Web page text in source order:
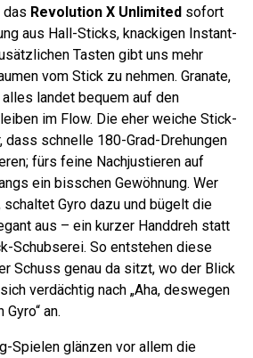
das Revolution X Unlimited sofort
aus Hall-Sticks, knackigen Instant-
Tasten gibt uns mehr
vom Stick zu nehmen. Granate,
landet bequem auf den
im Flow. Die eher weiche Stick-
dass schnelle 180-Grad-Drehungen
fürs feine Nachjustieren auf
ein bisschen Gewöhnung. Wer
Gyro dazu und bügelt die
aus – ein kurzer Handdreh statt
Schubserei. So entstehen diese
Schuss genau da sitzt, wo der Blick
verdächtig nach „Aha, deswegen
an.
Spielen glänzen vor allem die